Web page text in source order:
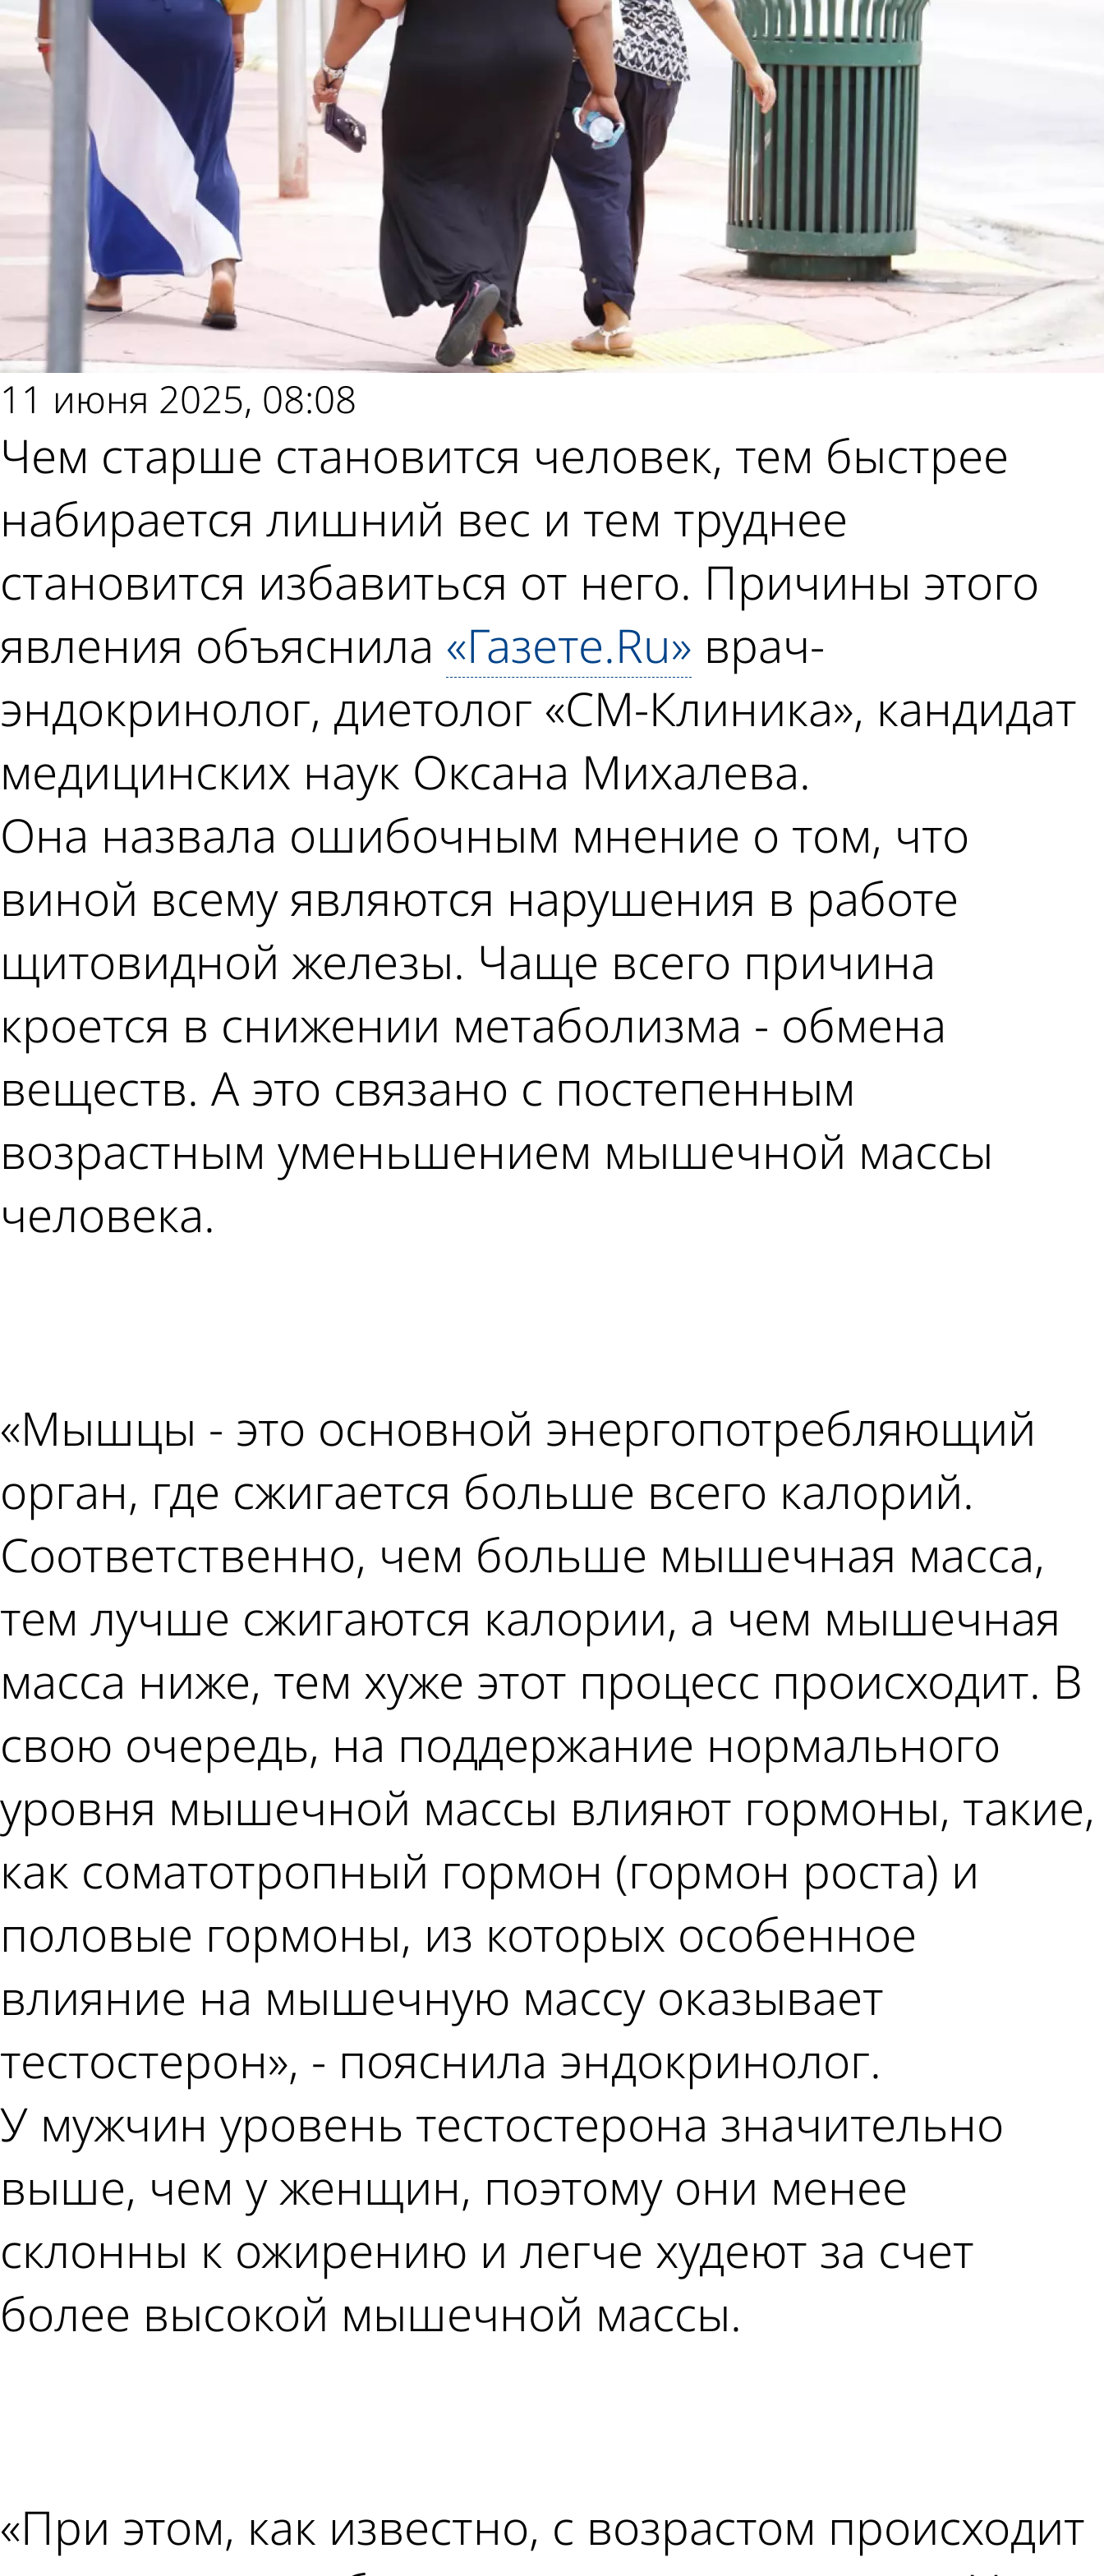
11 июня 2025, 08:08
Чем старше становится человек, тем быстрее
набирается лишний вес и тем труднее
становится избавиться от него. Причины этого
явления объяснила «Газете.Ru» врач-
эндокринолог, диетолог «СМ-Клиника», кандидат
медицинских наук Оксана Михалева.
Она назвала ошибочным мнение о том, что
виной всему являются нарушения в работе
щитовидной железы. Чаще всего причина
кроется в снижении метаболизма - обмена
веществ. А это связано с постепенным
возрастным уменьшением мышечной массы
человека.
«Мышцы - это основной энергопотребляющий
орган, где сжигается больше всего калорий.
Соответственно, чем больше мышечная масса,
тем лучше сжигаются калории, а чем мышечная
масса ниже, тем хуже этот процесс происходит. В
свою очередь, на поддержание нормального
уровня мышечной массы влияют гормоны, такие,
как соматотропный гормон (гормон роста) и
половые гормоны, из которых особенное
влияние на мышечную массу оказывает
тестостерон», - пояснила эндокринолог.
У мужчин уровень тестостерона значительно
выше, чем у женщин, поэтому они менее
склонны к ожирению и легче худеют за счет
более высокой мышечной массы.
«При этом, как известно, с возрастом происходит